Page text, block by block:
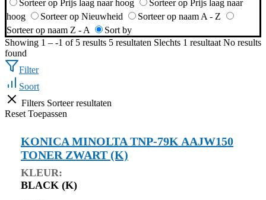
Sorteer op Prijs laag naar hoog
Sorteer op Prijs laag naar
hoog
Sorteer op Nieuwheid
Sorteer op naam A - Z
Sorteer op naam Z - A
Sort by
Showing 1 – -1 of 5 results 5 resultaten Slechts 1 resultaat No results
found
Filter
Soort
Filters Sorteer resultaten
Reset Toepassen
KONICA MINOLTA TNP-79K AAJW150
TONER ZWART (K)
KLEUR:
BLACK (K)